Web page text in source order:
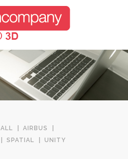
ALL
AIRBUS
SPATIAL UNITY